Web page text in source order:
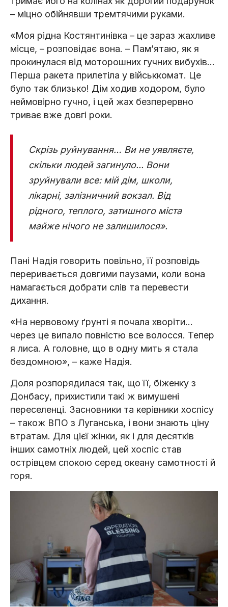
– міцно обійнявши тремтячими руками.
«Моя рідна Костянтинівка – це зараз жахливе
місце, – розповідає вона. – Памʼятаю, як я
прокинулася від моторошних гучних вибухів...
Перша ракета прилетіла у військкомат. Це
було так близько! Дім ходив ходором, було
неймовірно гучно, і цей жах безперервно
триває вже довгі роки.
Скрізь руйнування… Ви не уявляєте,
скільки людей загинуло... Вони
зруйнували все: мій дім, школи,
лікарні, залізничний вокзал. Від
рідного, теплого, затишного міста
майже нічого не залишилося».
Пані Надія говорить повільно, її розповідь
переривається довгими паузами, коли вона
намагається добрати слів та перевести
дихання.
«На нервовому ґрунті я почала хворіти...
через це випало повністю все волосся. Тепер
я лиса. А головне, що в одну мить я стала
бездомною», – каже Надія.
Доля розпорядилася так, що її, біженку з
Донбасу, прихистили такі ж вимушені
переселенці. Засновники та керівники хоспісу
– також ВПО з Луганська, і вони знають ціну
втратам. Для цієї жінки, як і для десятків
інших самотніх людей, цей хоспіс став
острівцем спокою серед океану самотності й
горя.